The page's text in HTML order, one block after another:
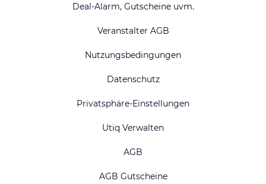
Deal-Alarm, Gutscheine uvm.
Veranstalter AGB
Nutzungsbedingungen
Datenschutz
Privatsphäre-Einstellungen
Utiq Verwalten
AGB
AGB Gutscheine